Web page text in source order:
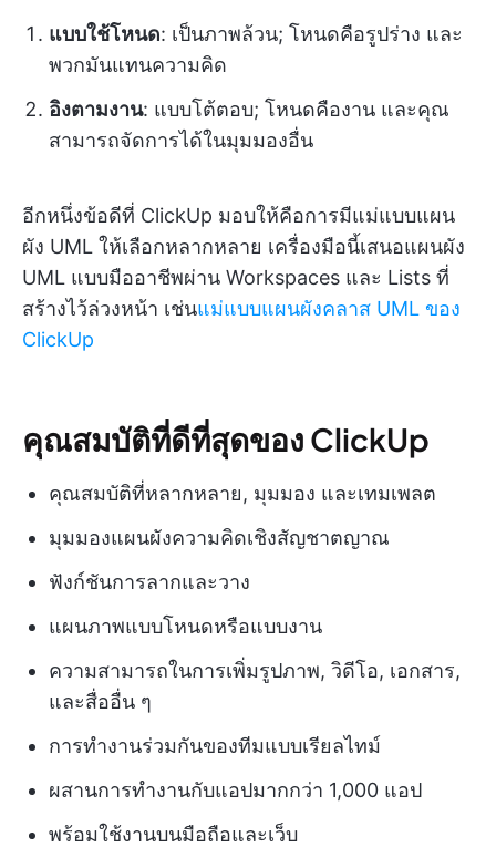
แบบใช้โหนด: เป็นภาพล้วน; โหนดคือรูปร่าง และ
พวกมันแทนความคิด
อิงตามงาน: แบบโต้ตอบ; โหนดคืองาน และคุณ
สามารถจัดการได้ในมุมมองอื่น
อีกหนึ่งข้อดีที่ ClickUp มอบให้คือการมีแม่แบบแผน
ผัง UML ให้เลือกหลากหลาย เครื่องมือนี้เสนอแผนผัง
UML แบบมืออาชีพผ่าน Workspaces และ Lists ที่
สร้างไว้ล่วงหน้า เช่นแม่แบบแผนผังคลาส UML ของ
ClickUp
คุณสมบัติที่ดีที่สุดของ ClickUp
คุณสมบัติที่หลากหลาย, มุมมอง และเทมเพลต
มุมมองแผนผังความคิดเชิงสัญชาตญาณ
ฟังก์ชันการลากและวาง
แผนภาพแบบโหนดหรือแบบงาน
ความสามารถในการเพิ่มรูปภาพ, วิดีโอ, เอกสาร,
และสื่ออื่น ๆ
การทำงานร่วมกันของทีมแบบเรียลไทม์
ผสานการทำงานกับแอปมากกว่า 1,000 แอป
พร้อมใช้งานบนมือถือและเว็บ